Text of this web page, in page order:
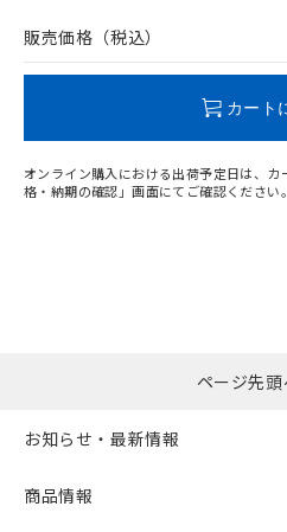
問い合わせください。
販売価格（税込）
カート
オンライン購入における出荷予定日は、
格・納期の確認」画面にてご確認ください。
ページ先頭
お知らせ・最新情報
商品情報